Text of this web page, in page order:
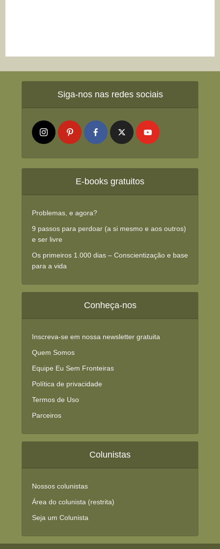
Siga-nos nas redes sociais
E-books gratuitos
Problemas, e agora?
9 passos para perdoar (a si mesmo e aos outros)
e ser livre
Os primeiros 1.000 dias – Conscientização e base
para a vida
Conheça-nos
Inscreva-se em nossa newsletter gratuita
Quem Somos
Equipe Eu Sem Fronteiras
Política de privacidade
Termos de Uso
Parceiros
Colunistas
Nossos colunistas
Área do colunista (restrita)
Seja um Colunista